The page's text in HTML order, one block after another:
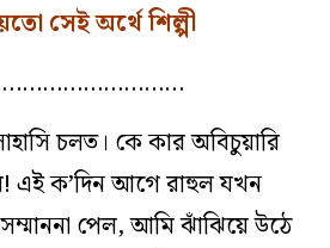
সেই অর্থে শিল্পী
চলত। কে কার অবিচুয়ারি
এই ক’দিন আগে রাহুল যখন
পেল, আমি ঝাঁঝিয়ে উঠে